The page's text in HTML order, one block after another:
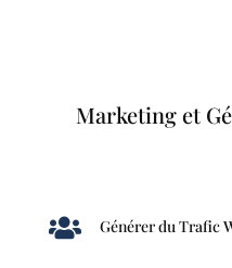
Marketing et
 Générer du Trafic